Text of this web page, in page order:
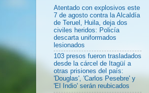
Atentado con explosivos este
7 de agosto contra la Alcaldía
de Teruel, Huila, deja dos
civiles heridos: Policía
descarta uniformados
lesionados
103 presos fueron trasladados
desde la cárcel de Itagüí a
otras prisiones del país:
'Douglas', 'Carlos Pesebre' y
'El Indio' serán reubicados